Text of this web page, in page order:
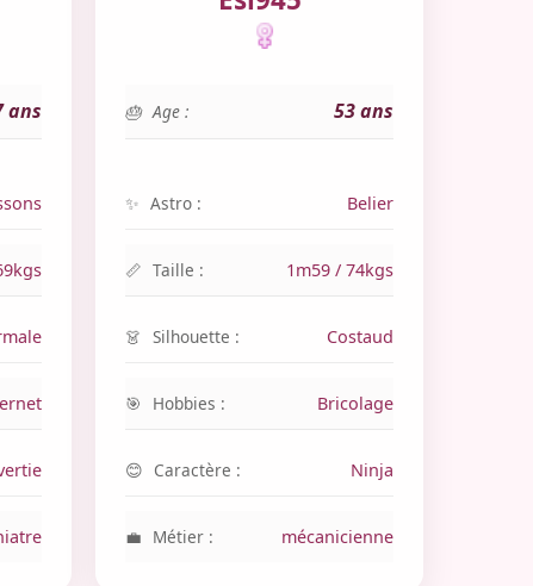
ans Age : 53 ans
Astro : Belier
Taille : 1m59 / 74kgs
Silhouette : Costaud
Hobbies : Bricolage
Caractère : Ninja
Métier : mécanicienne